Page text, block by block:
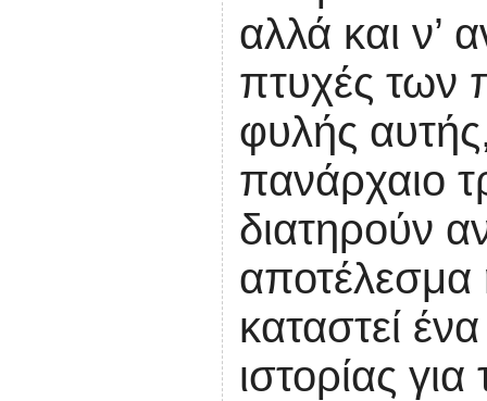
αλλά και ν’
πτυχές των
φυλής
πανάρχαιο
διατηρούν
καταστεί
ιστορίας